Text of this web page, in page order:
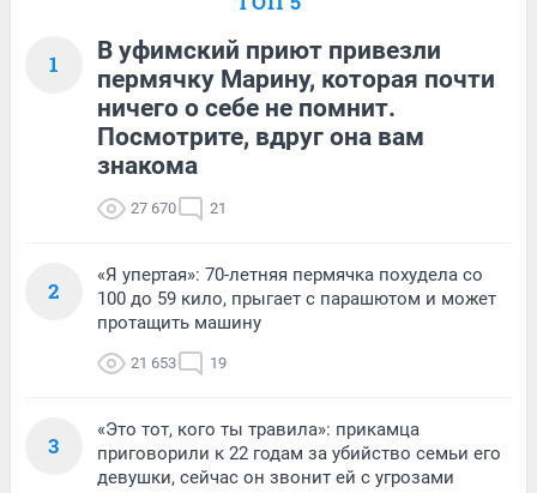
1
В уфимский приют привезли
пермячку Марину, которая почти
ничего о себе не помнит.
Посмотрите, вдруг она вам
знакома
27 670 21
2
«Я упертая»: 70-летняя пермячка похудела со
100 до 59 кило, прыгает с парашютом и может
протащить машину
21 653 19
3
«Это тот, кого ты травила»: прикамца
приговорили к 22 годам за убийство семьи его
девушки, сейчас он звонит ей с угрозами